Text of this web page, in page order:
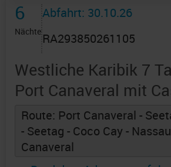
6
Nächte
Abfahrt: 30.10.26
RA293850261105
Westliche Karibik 7
Port Canaveral mit
Route: Port Canaveral -
- Seetag - Coco Cay -
Canaveral